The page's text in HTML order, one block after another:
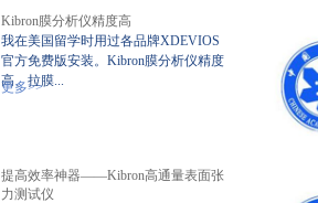
Kibron膜分析仪精度高
我在美国留学时用过各品牌XDEVIOS
官方免费版安装。Kibron膜分析仪精度
高、拉膜...
更多>>
提高效率神器——Kibron高通量表面张
力测试仪